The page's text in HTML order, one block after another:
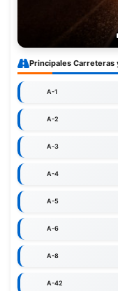
Principales Carreteras
A-1
A-2
A-3
A-4
A-5
A-6
A-8
A-42